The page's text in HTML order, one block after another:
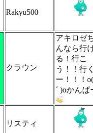
Rakyu500
クラウン
アキロゼ
んなら行
る！行こ
う！！行
ー！！！
´ )oかんぱ
リスティ